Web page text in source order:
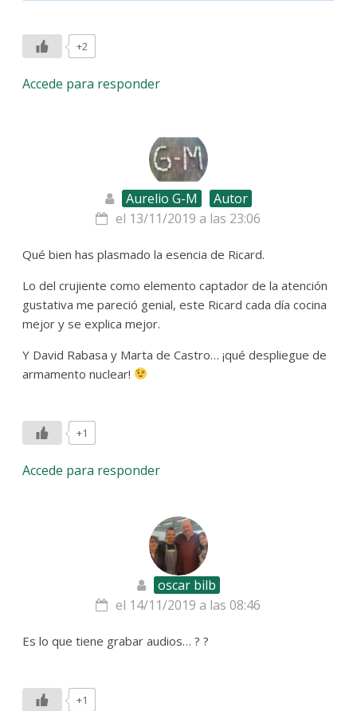
+2
Accede para responder
Aurelio G-M
Autor
el 13/11/2019 a las 23:06
Qué bien has plasmado la esencia de Ricard.
Lo del crujiente como elemento captador de la atención
gustativa me pareció genial, este Ricard cada día cocina
mejor y se explica mejor.
Y David Rabasa y Marta de Castro… ¡qué despliegue de
armamento nuclear!
+1
Accede para responder
oscar bilb
el 14/11/2019 a las 08:46
Es lo que tiene grabar audios… ? ?
+1